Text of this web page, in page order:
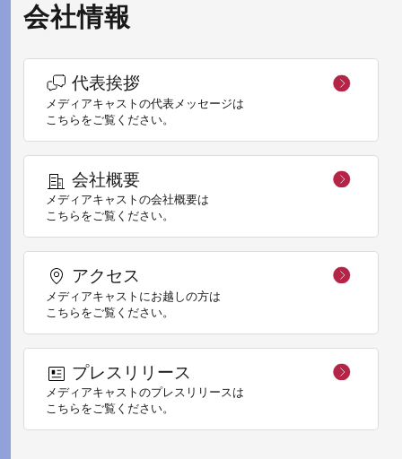
会社情報
代表挨拶
メディアキャストの代表メッセージは
こちらをご覧ください。
会社概要
メディアキャストの会社概要は
こちらをご覧ください。
アクセス
メディアキャストにお越しの方は
こちらをご覧ください。
プレスリリース
メディアキャストのプレスリリースは
こちらをご覧ください。